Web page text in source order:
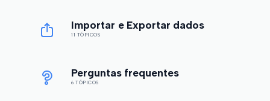
Importar e Exportar dados
11 TÓPICOS
Perguntas frequentes
6 TÓPICOS